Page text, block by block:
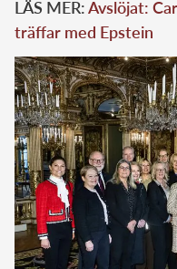
LÄS MER:Avslöjat:
träffar med Epstein